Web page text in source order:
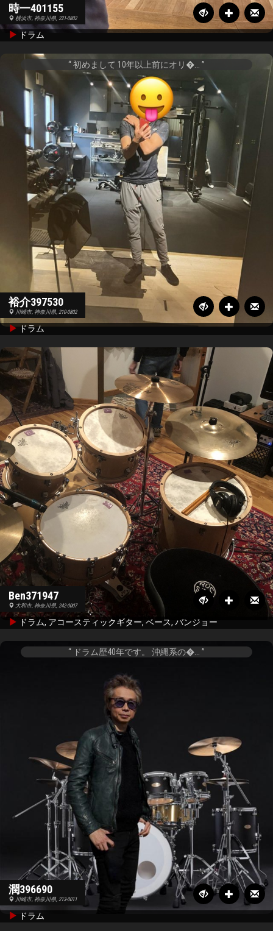
時一401155
横浜市, 神奈川県, 221-0802
ドラム
初めまして 10年以上前にオリ�...
裕介397530
川崎市, 神奈川県, 210-0802
ドラム
Ben371947
大和市, 神奈川県, 242-0007
ドラム, アコースティックギター, ベース, バンジョー
ドラム歴40年です。 沖縄系の�...
潤396690
川崎市, 神奈川県, 213-0011
ドラム